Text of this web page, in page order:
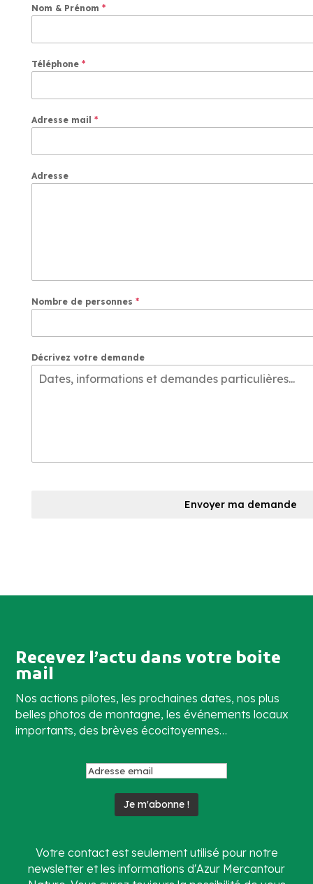
Nom & Prénom *
Téléphone *
Adresse mail *
Adresse
Nombre de personnes *
Décrivez votre demande
Envoyer ma demande
Recevez l’actu dans votre boite
mail
Nos actions pilotes, les prochaines dates, nos plus
belles photos de montagne, les événements locaux
importants, des brèves écocitoyennes…
Votre contact est seulement utilisé pour notre
newsletter et les informations d'Azur Mercantour